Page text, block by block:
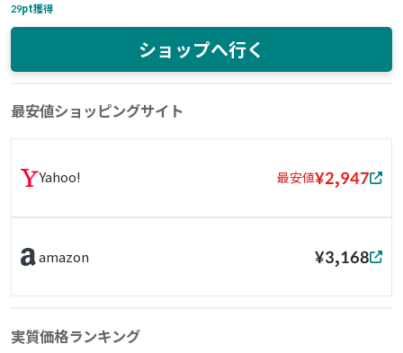
29pt獲得
ショップへ行く
最安値ショッピングサイト
Yahoo! 最安値¥2,947
amazon ¥3,168
実質価格ランキング